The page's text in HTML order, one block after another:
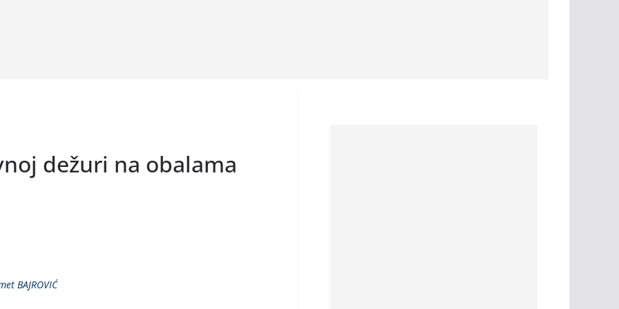
dežuri na obalama
BAJROVIĆ